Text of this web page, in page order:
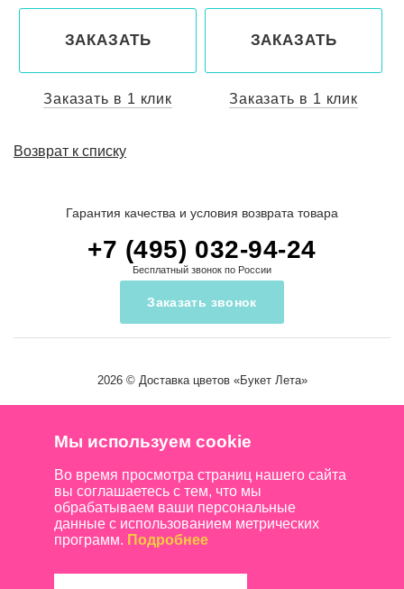
ЗАКАЗАТЬ
Заказать в 1 клик
ЗАКАЗАТЬ
Заказать в 1 клик
Возврат к списку
Гарантия качества и условия возврата товара
+7 (495) 032-94-24
Бесплатный звонок по России
Заказать звонок
2026 © Доставка цветов«Букет Лета»
Мы используем cookie
Во время просмотра страниц нашего сайта
вы соглашаетесь с тем, что мы
обрабатываем ваши персональные
данные с использованием метрических
программ. Подробнее